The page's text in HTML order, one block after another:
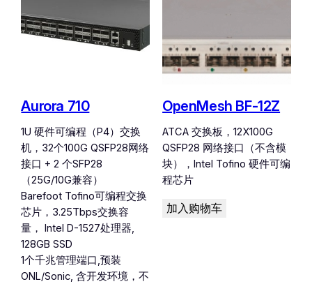
Aurora 710
1U 硬件可编程（P4）交换
机，32个100G QSFP28网络
接口 + 2 个SFP28
（25G/10G兼容）
Barefoot Tofino可编程交换
芯片，3.25Tbps交换容
量， Intel D-1527处理器,
128GB SSD
1个千兆管理端口,预装
ONL/Sonic, 含开发环境，不
OpenMesh BF-12Z
ATCA 交换板，12X100G
QSFP28 网络接口（不含模
块），Intel Tofino 硬件可编
程芯片
加入购物车